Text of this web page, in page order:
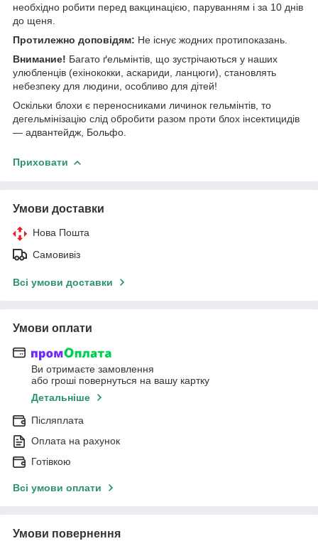
необхідно робити перед вакцинацією, паруванням і за 10 днів
до щеня.
Протилежно доповідям: Не існує жодних протипоказань.
Внимание! Багато ґельмінтів, що зустрічаються у наших
улюбленців (ехінококки, аскариди, ланцюги), становлять
небезпеку для людини, особливо для дітей!
Оскільки блохи є переносниками личинок гельмінтів, то
дегельмінізацію слід обробити разом проти блох інсектицидів
— адвантейдж, Больфо.
Приховати
Умови доставки
Нова Пошта
Самовивіз
Всі умови доставки
Умови оплати
Ви отримаєте замовлення
або гроші повернуться на вашу картку
Детальніше
Післяплата
Оплата на рахунок
Готівкою
Всі умови оплати
Умови повернення